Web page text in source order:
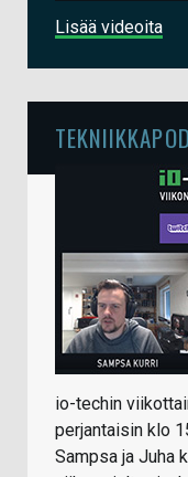
Lisää videoita
io-techin
perjantaisin klo
Sampsa ja Juha